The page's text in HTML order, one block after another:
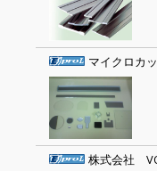
マイクロカ
株式会社